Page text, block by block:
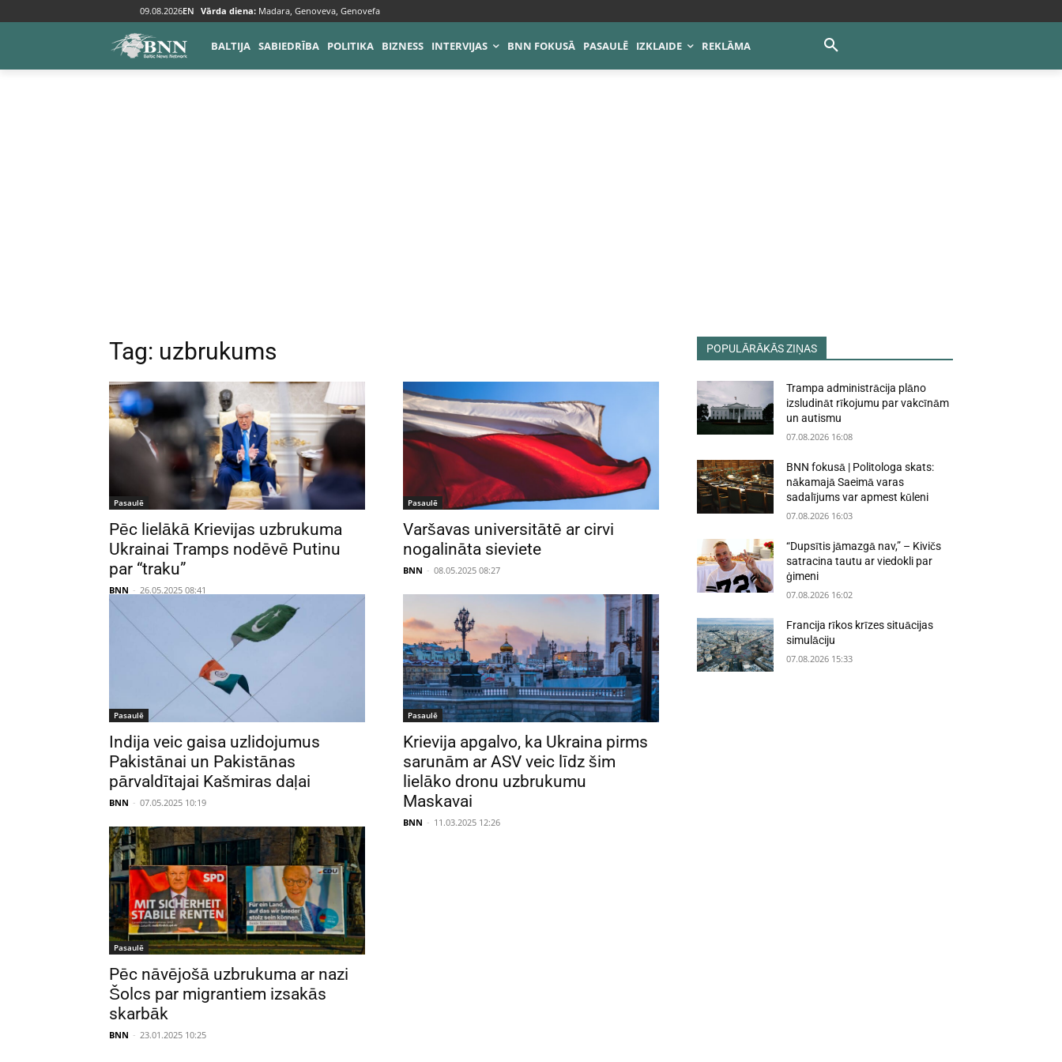
09.08.2026EN Vārda diena: Madara, Genoveva, Genovefa
BALTIJA SABIEDRĪBA POLITIKA BIZNESS INTERVIJAS BNN FOKUSĀ PASAULĒ IZKLAIDE REKLĀMA
Tags Uzbrukums
Tag: uzbrukums
Pasaulē
Pēc lielākā Krievijas uzbrukuma
Ukrainai Tramps nodēvē Putinu
par “traku”
BNN - 26.05.2025 08:41
Pasaulē
Varšavas universitātē ar cirvi
nogalināta sieviete
BNN - 08.05.2025 08:27
Pasaulē
Indija veic gaisa uzlidojumus
Pakistānai un Pakistānas
pārvaldītajai Kašmiras daļai
BNN - 07.05.2025 10:19
Pasaulē
Krievija apgalvo, ka Ukraina pirms
sarunām ar ASV veic līdz šim
lielāko dronu uzbrukumu
Maskavai
BNN - 11.03.2025 12:26
Pasaulē
Pēc nāvējošā uzbrukuma ar nazi
Šolcs par migrantiem izsakās
skarbāk
BNN - 23.01.2025 10:25
POPULĀRĀKĀS ZIŅAS
Trampa administrācija plāno
izsludināt rīkojumu par vakcīnām
un autismu
07.08.2026 16:08
BNN fokusā | Politologa skats:
nākamajā Saeimā varas
sadalījums var apmest kūleni
07.08.2026 16:03
“Dupsītis jāmazgā nav,” – Kivičs
satracina tautu ar viedokli par
ģimeni
07.08.2026 16:02
Francija rīkos krīzes situācijas
simulāciju
07.08.2026 15:33